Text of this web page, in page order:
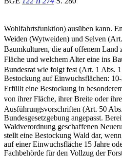
Wohlfahrtsfunktion) ausüben kann.
Weiden (Wytweiden) und Selven
Baumkulturen, die auf offenem
Fläche und welchem Alter eine ins
Bundesrat wie folgt fest (Art. 1 Abs. 1
Bestockung auf Einwuchsflächen: 10-
Erfüllt eine Bestockung in
von ihrer Fläche, ihrer Breite oder
Ausführungsvorschriften (Art. 50
Bundesgesetzgebung angepasst.
Waldverordnung geschaffenen
stellt eine Bestockung Wald dar,
auf einer Einwuchsfläche 15 Jahre
Fachbehörde für den Vollzug der